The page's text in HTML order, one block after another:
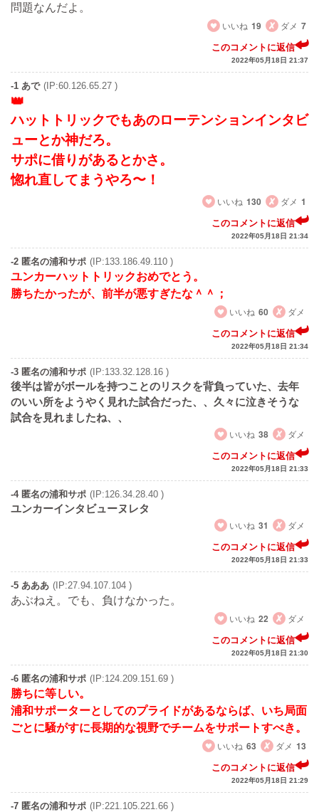
問題なんだよ。
いいね 19 ダメ 7
このコメントに返信
2022年05月18日 21:37
-1 あで (IP:60.126.65.27 )
ハットトリックでもあのローテンションインタビ
ューとか神だろ。
サポに借りがあるとかさ。
惚れ直してまうやろ〜！
いいね 130 ダメ 1
このコメントに返信
2022年05月18日 21:34
-2 匿名の浦和サポ (IP:133.186.49.110 )
ユンカーハットトリックおめでとう。
勝ちたかったが、前半が悪すぎたな＾＾；
いいね 60 ダメ
このコメントに返信
2022年05月18日 21:34
-3 匿名の浦和サポ (IP:133.32.128.16 )
後半は皆がボールを持つことのリスクを背負っていた、去年
のいい所をようやく見れた試合だった、、久々に泣きそうな
試合を見れましたね、、
いいね 38 ダメ
このコメントに返信
2022年05月18日 21:33
-4 匿名の浦和サポ (IP:126.34.28.40 )
ユンカーインタビューヌレタ
いいね 31 ダメ
このコメントに返信
2022年05月18日 21:33
-5 あああ (IP:27.94.107.104 )
あぶねえ。でも、負けなかった。
いいね 22 ダメ
このコメントに返信
2022年05月18日 21:30
-6 匿名の浦和サポ (IP:124.209.151.69 )
勝ちに等しい。
浦和サポーターとしてのプライドがあるならば、いち局面
ごとに騒がすに長期的な視野でチームをサポートすべき。
いいね 63 ダメ 13
このコメントに返信
2022年05月18日 21:29
-7 匿名の浦和サポ (IP:221.105.221.66 )